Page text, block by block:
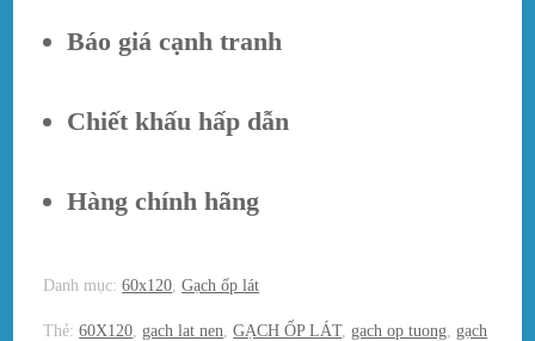
Báo giá cạnh tranh
Chiết khấu hấp dẫn
Hàng chính hãng
Danh mục:60x120,Gạch ốp lát
Thẻ:60X120, gach lat nen,GẠCH ỐP LÁT, gach op tuong, gạch